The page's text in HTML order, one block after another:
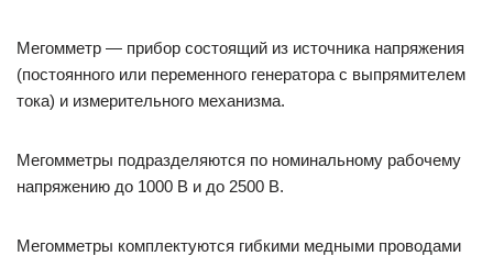
Мегомметр — прибор состоящий из источника напряжения
(постоянного или переменного генератора с выпрямителем
тока) и измерительного механизма.
Мегомметры подразделяются по номинальному рабочему
напряжению до 1000 В и до 2500 В.
Мегомметры комплектуются гибкими медными проводами